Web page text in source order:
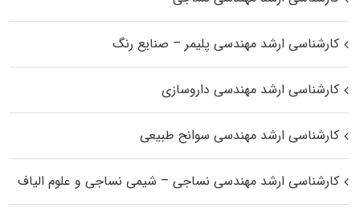
کارشناسی ارشد مهندسی پلیمر – صنایع رنگ
کارشناسی ارشد مهندسی داروسازی
کارشناسی ارشد مهندسی سوانح طبیعی
کارشناسی ارشد مهندسی نساجی – شیمی نساجی و علوم الیاف